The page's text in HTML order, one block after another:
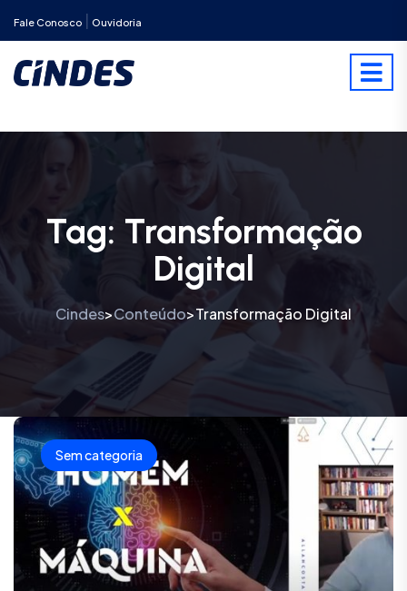
Fale Conosco Ouvidoria
Tag: Transformação
Digital
Cindes>Conteúdo>Transformação Digital
Sem categoria